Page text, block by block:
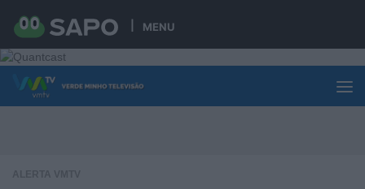
MENU
Skip to content